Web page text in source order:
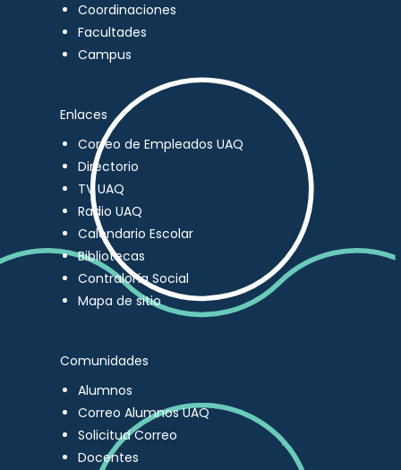
Coordinaciones
Facultades
Campus
Enlaces
Correo de Empleados UAQ
Directorio
TV UAQ
Radio UAQ
Calendario Escolar
Bibliotecas
Contraloría Social
Mapa de sitio
Comunidades
Alumnos
Correo Alumnos UAQ
Solicitud Correo
Docentes